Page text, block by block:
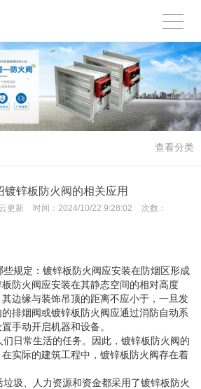
查看分类
镀锌板防火阀的相关应用
云更新 时间： 2024/10/22 9:28:02 次数：
规定：镀锌板防火阀应安装在防烟区形成
防火阀应安装在其静态空间的相对高度
其边缘与装饰吊顶的距离不应小于，一旦发
排烟阀或镀锌板防火阀应通过消防自动系
手动开启机器和设备。
日常生活的任务。因此，镀锌板防火阀的
实际的建筑工程中，镀锌板防火阀存在着
圾、人力资源和资金都采用了镀锌板防火